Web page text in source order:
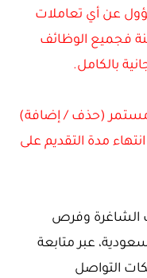
عن أي تعاملات
فجميع الوظائف
بالكامل.
مستمر (حذف / إضافة)
مدة التقديم على
الشاغرة وفرص
عبر متابعة
التواصل